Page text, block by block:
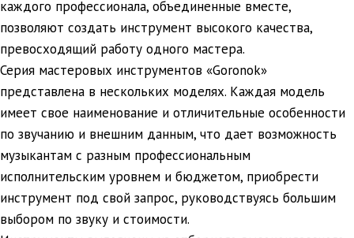
каждого профессионала, объединенные вместе,
позволяют создать инструмент высокого качества,
превосходящий работу одного мастера.
Серия мастеровых инструментов «Goronok»
представлена в нескольких моделях. Каждая модель
имеет свое наименование и отличительные особенности
по звучанию и внешним данным, что дает возможность
музыкантам с разным профессиональным
исполнительским уровнем и бюджетом, приобрести
инструмент под свой запрос, руководствуясь большим
выбором по звуку и стоимости.